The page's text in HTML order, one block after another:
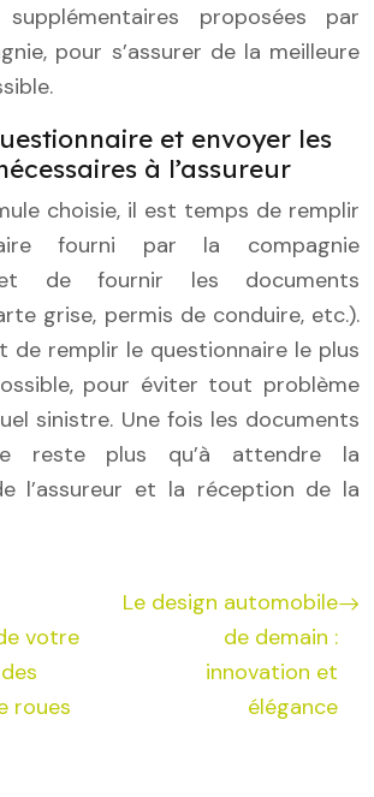
proposées par
pour s’assurer de la meilleure
et envoyer les
à l’assureur
choisie, il est temps de remplir
fourni par la compagnie
et de fournir les documents
grise, permis de conduire, etc.).
de remplir le questionnaire le plus
pour éviter tout problème
sinistre. Une fois les documents
reste plus qu’à attendre la
l’assureur et la réception de la
votre
roues
Le design automobile
de demain :
innovation et
élégance